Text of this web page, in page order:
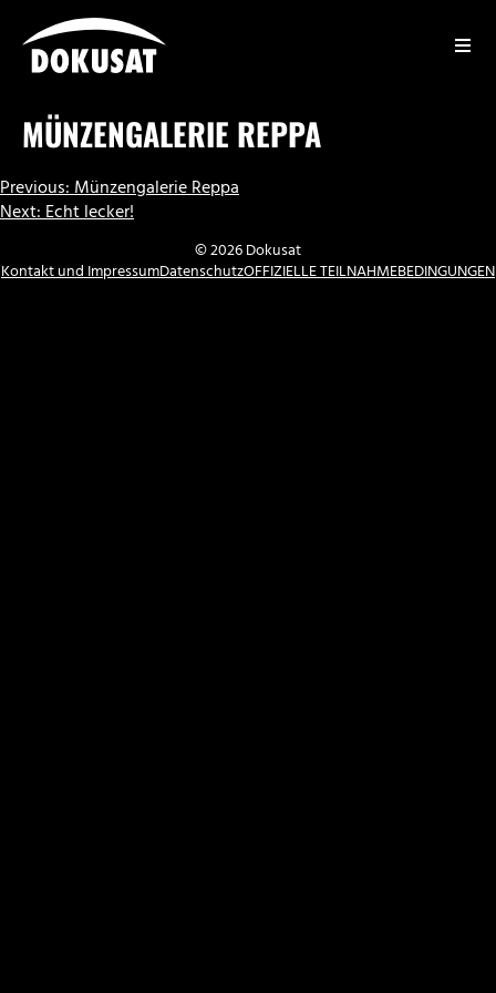
Inhalt
springen
MÜNZENGALERIE REPPA
BEITRAGSNAVIGATION
Previous:Münzengalerie Reppa
Next:Echt lecker!
© 2026 Dokusat
Kontakt und ImpressumDatenschutzOFFIZIELLE TEILNAHMEBEDINGUNGEN